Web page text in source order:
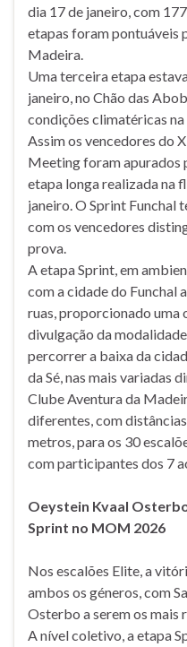
dia 17 de janeiro, com
etapas foram pontuáveis
Madeira.
Uma terceira etapa
janeiro, no Chão das
condições climatéricas
Assim os vencedores do
Meeting foram apurados
etapa longa realizada na
janeiro. O Sprint Funchal
com os vencedores
prova.
A etapa Sprint, em
com a cidade do Funchal
ruas, proporcionado uma
divulgação da
percorrer a baixa da
da Sé, nas mais variadas
Clube Aventura da
diferentes, com
metros, para os 30
com participantes dos 7
Oeystein Kvaal
Sprint no MOM 2026
Nos escalões Elite, a
ambos os géneros, com
Osterbo a serem os mais
A nível coletivo, a etapa